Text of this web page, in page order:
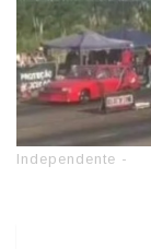
Independente -